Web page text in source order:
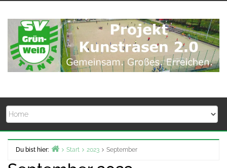
springen
Du bist hier: Start 2023 September